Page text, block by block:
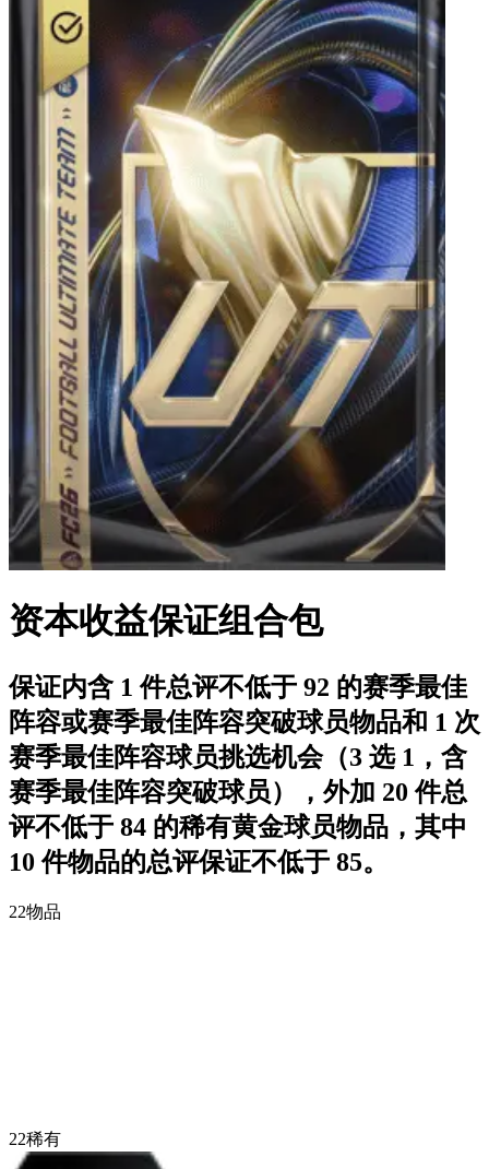
资本收益保证组合包
保证内含 1 件总评不低于 92 的赛季最佳
阵容或赛季最佳阵容突破球员物品和 1 次
赛季最佳阵容球员挑选机会（3 选 1，含
赛季最佳阵容突破球员），外加 20 件总
评不低于 84 的稀有黄金球员物品，其中
10 件物品的总评保证不低于 85。
22物品
22稀有